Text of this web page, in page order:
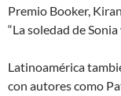
Premio Booker,
“La soledad de Sonia
Latinoamérica
con autores como